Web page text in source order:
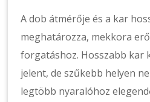
A dob átmérője és a kar
meghatározza, mekkora
forgatáshoz. Hosszabb kar
jelent, de szűkebb helyen
legtöbb nyaralóhoz